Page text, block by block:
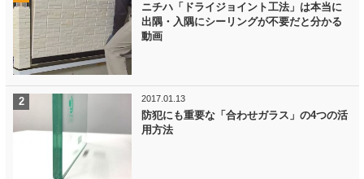
ニチハ「ドライジョイント工法」は本当に
出隅・入隅にシーリングが不要だと分かる
動画
2017.01.13
防犯にも重要な「合わせガラス」の4つの活
用方法